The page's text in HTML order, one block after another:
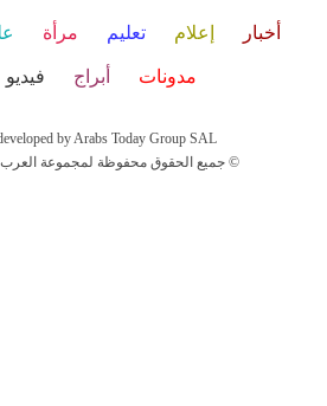
أخبار إعلام تعليم مرأة
مدونات أبراج فيديو
by Arabs Today Group SAL
جميع الحقوق محفوظة لمجموعة العرب اليوم الاعلامية 2025 ©